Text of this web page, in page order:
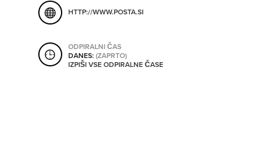
HTTP://WWW.POSTA.SI
ODPIRALNI ČAS
DANES:(ZAPRTO)
IZPIŠI VSE ODPIRALNE ČASE